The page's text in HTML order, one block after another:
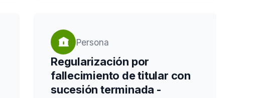
Persona
Regularización por
fallecimiento de titular con
sucesión terminada -